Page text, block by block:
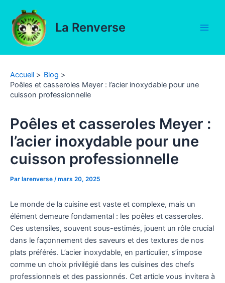
contenu
La Renverse
Accueil
Blog
Poêles et casseroles Meyer : l’acier inoxydable pour une
cuisson professionnelle
Poêles et casseroles Meyer :
l’acier inoxydable pour une
cuisson professionnelle
Par larenverse /mars 20, 2025
Le monde de la cuisine est vaste et complexe, mais un
élément demeure fondamental : les poêles et casseroles.
Ces ustensiles, souvent sous-estimés, jouent un rôle crucial
dans le façonnement des saveurs et des textures de nos
plats préférés. L’acier inoxydable, en particulier, s’impose
comme un choix privilégié dans les cuisines des chefs
professionnels et des passionnés. Cet article vous invitera à